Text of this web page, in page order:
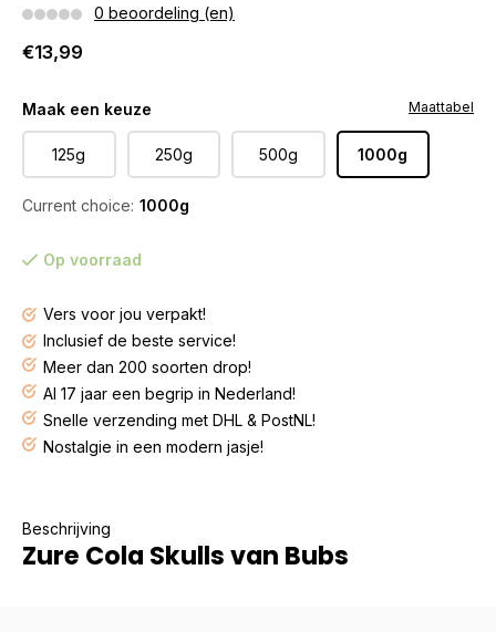
0 beoordeling (en)
€13,99
Maak een keuze
125g 250g 500g 1000g
Current choice: 1000g
Maattabel
Op voorraad
Vers voor jou verpakt!
Inclusief de beste service!
Meer dan 200 soorten drop!
Al 17 jaar een begrip in Nederland!
Snelle verzending met DHL & PostNL!
Nostalgie in een modern jasje!
Beschrijving
Zure Cola Skulls van Bubs